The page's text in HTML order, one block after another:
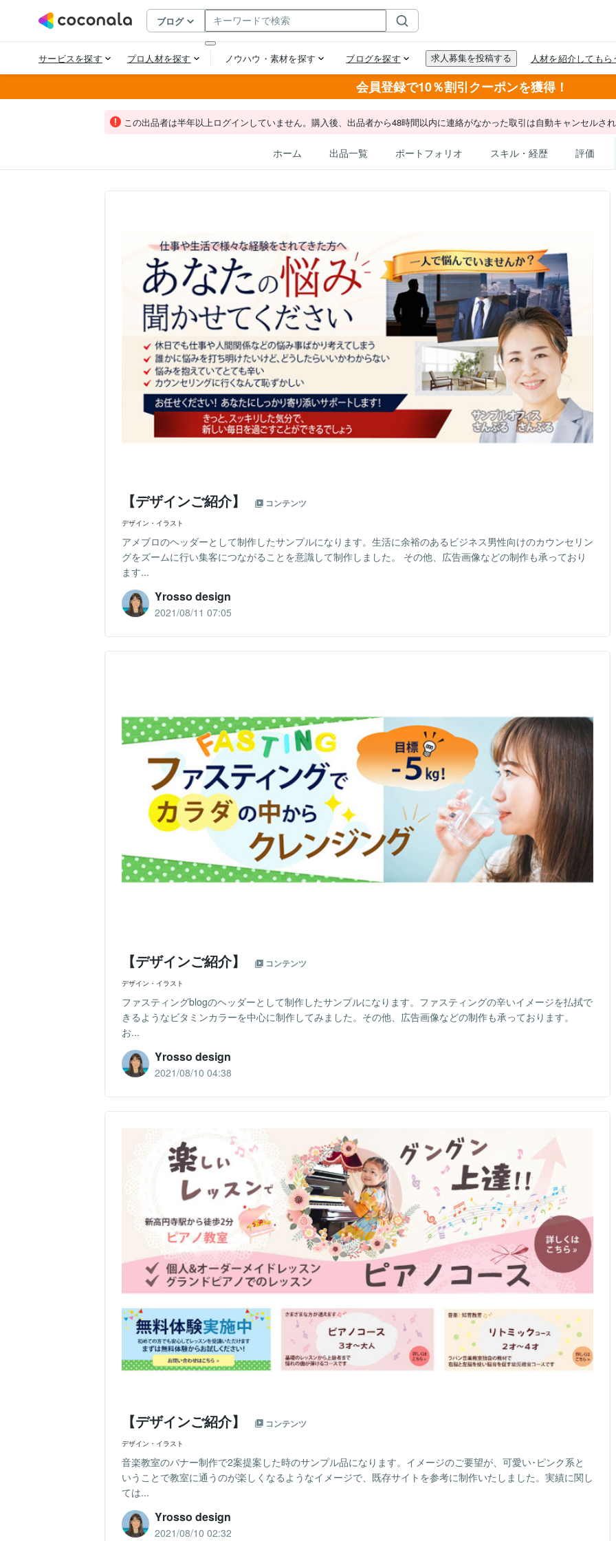
会員登録で10％割引クーポンを獲得！
この出品者は半年以上ログインしていません。購入後、出品者から48時間以内に連絡がなかった取引は自動キャンセルされ
ホーム 出品一覧 ポートフォリオ スキル・経歴 評価
【デザインご紹介】 コンテンツ
デザイン・イラスト
アメブロのヘッダーとして制作したサンプルになります。生活に余裕のあるビジネス男性向けのカウンセリン
グをズームに行い集客につながることを意識して制作しました。 その他、広告画像などの制作も承っており
ます...
Yrosso design
2021/08/11 07:05
【デザインご紹介】 コンテンツ
デザイン・イラスト
ファスティングblogのヘッダーとして制作したサンプルになります。ファスティングの辛いイメージを払拭で
きるようなビタミンカラーを中心に制作してみました。その他、広告画像などの制作も承っております。
お...
Yrosso design
2021/08/10 04:38
【デザインご紹介】 コンテンツ
デザイン・イラスト
音楽教室のバナー制作で2案提案した時のサンプル品になります。イメージのご要望が、可愛い･ピンク系と
いうことで教室に通うのが楽しくなるようなイメージで、既存サイトを参考に制作いたしました。実績に関し
ては...
Yrosso design
2021/08/10 02:32